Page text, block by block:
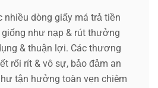
nhiều dòng giấy má trả tiền
như nạp & rút thưởng
& thuận lợi. Các thương
rối rít & vô sự, bảo đảm an
tận hưởng toàn vẹn chiêm